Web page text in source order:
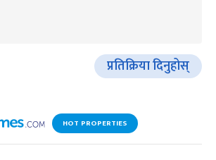
प्रतिक्रिया दिनुहोस्
HOT PROPERTIES